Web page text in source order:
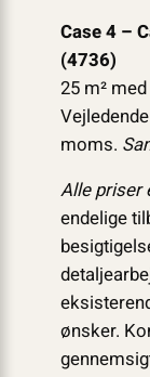
Case 4 –
(4736)
25 m²
moms.
Alle priser
endelige
ønsker.